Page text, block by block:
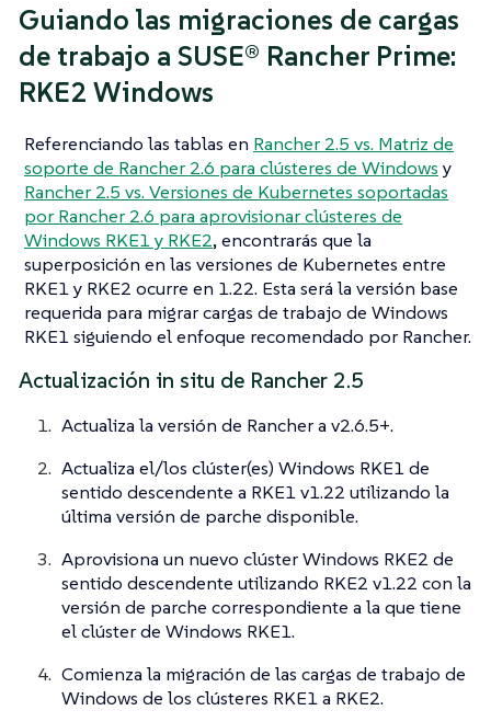
Guiando las migraciones de cargas
de trabajo a SUSE® Rancher Prime:
RKE2 Windows
Referenciando las tablas en Rancher 2.5 vs. Matriz de
soporte de Rancher 2.6 para clústeres de Windows y
Rancher 2.5 vs. Versiones de Kubernetes soportadas
por Rancher 2.6 para aprovisionar clústeres de
Windows RKE1 y RKE2, encontrarás que la
superposición en las versiones de Kubernetes entre
RKE1 y RKE2 ocurre en 1.22. Esta será la versión base
requerida para migrar cargas de trabajo de Windows
RKE1 siguiendo el enfoque recomendado por Rancher.
Actualización in situ de Rancher 2.5
Actualiza la versión de Rancher a v2.6.5+.
Actualiza el/los clúster(es) Windows RKE1 de
sentido descendente a RKE1 v1.22 utilizando la
última versión de parche disponible.
Aprovisiona un nuevo clúster Windows RKE2 de
sentido descendente utilizando RKE2 v1.22 con la
versión de parche correspondiente a la que tiene
el clúster de Windows RKE1.
Comienza la migración de las cargas de trabajo de
Windows de los clústeres RKE1 a RKE2.